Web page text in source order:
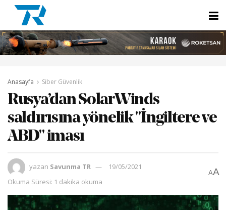
Anasayfa Siber Güvenlik
Rusya’dan SolarWinds
saldırısına yönelik "İngiltere ve
ABD" iması
yazan Savunma TR
19/05/2021
Okuma Süresi: 1 dakika okuma
AA